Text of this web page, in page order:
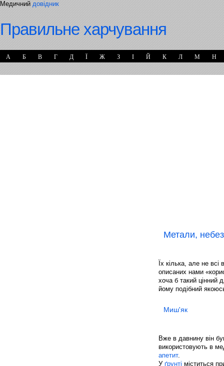
Медичний довідник
Правильне харчування
А Б В Г Д Ї Ж З І Й К Л М Н
Метали,
Їх кілька, але не
описаних нами
хоча б такий цінний
йому подібний
Миш'як
Вже в давнину він
використовують в
апетит.
У ґрунті міститься